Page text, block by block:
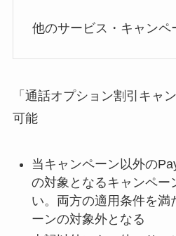
他のサービス・キャンペ
「通話オプション割引キャ
可能
当キャンペーン以外の
の対象となるキャンペー
い。両方の適用条件を満
ーンの対象外となる